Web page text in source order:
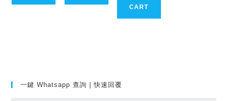
CART
一鍵 Whatsapp 查詢 | 快速回覆